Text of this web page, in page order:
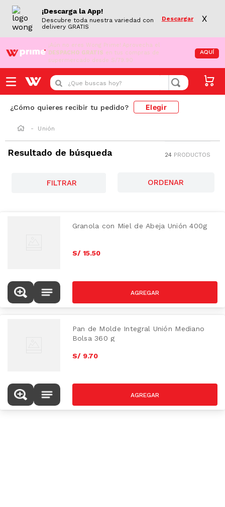
¡Descarga la App!
Descubre toda nuestra variedad con
delivery GRATIS
Descargar X
¡Aún no eres Wong Prime! Aprovecha el
DESPACHO GRATIS en tus compras de
supermercado desde S/79.90
AQUÍ
¿Que buscas hoy?
¿Cómo quieres recibir tu pedido? Elegir
Unión
Resultado de búsqueda 24 PRODUCTOS
FILTRAR
Granola con Miel de Abeja Unión 400g
S/ 15.50
Pan de Molde Integral Unión Mediano
Bolsa 360 g
S/ 9.70